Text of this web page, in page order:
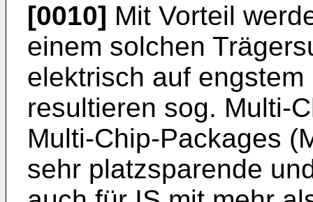
[0010] Mit Vorteil
einem solchen
elektrisch auf
resultieren sog. Multi-
Multi-­Chip-Packages
sehr platzsparende